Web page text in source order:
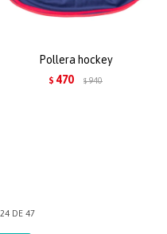
Pollera hockey
$ 470 $ 940
24 DE 47